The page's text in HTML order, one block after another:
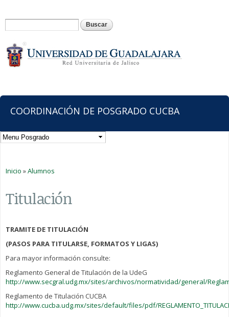
principal
Formulario de búsqueda
COORDINACIÓN DE POSGRADO CUCBA
Usted está aquí
Inicio »Alumnos
Titulación
TRAMITE DE TITULACIÓN
(PASOS PARA TITULARSE, FORMATOS Y LIGAS)
Para mayor información consulte:
Reglamento General de Titulación de la UdeG
http://www.secgral.udg.mx/sites/archivos/normatividad/general/
Reglamento de Titulación CUCBA
http://www.cucba.udg.mx/sites/default/files/pdf/